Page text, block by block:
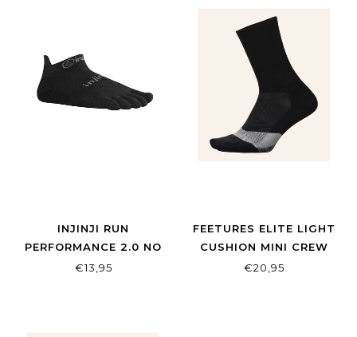
INJINJI RUN
PERFORMANCE 2.0 NO
SHOW LIGHTWEIGHT
€13,95
FEETURES ELITE LIGHT
CUSHION MINI CREW
BLACK
€20,95